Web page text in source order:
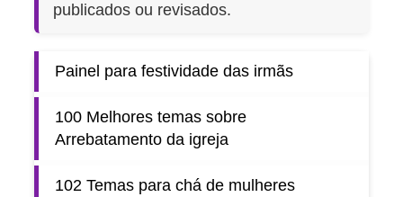
publicados ou revisados.
Painel para festividade das irmãs
100 Melhores temas sobre
Arrebatamento da igreja
102 Temas para chá de mulheres